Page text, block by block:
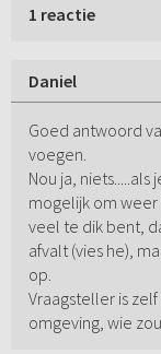
1 reactie
Daniel
Goed antwoord
voegen.
Nou ja,
mogelijk om weer
veel te dik bent,
afvalt (vies he),
op.
Vraagsteller is
omgeving, wie